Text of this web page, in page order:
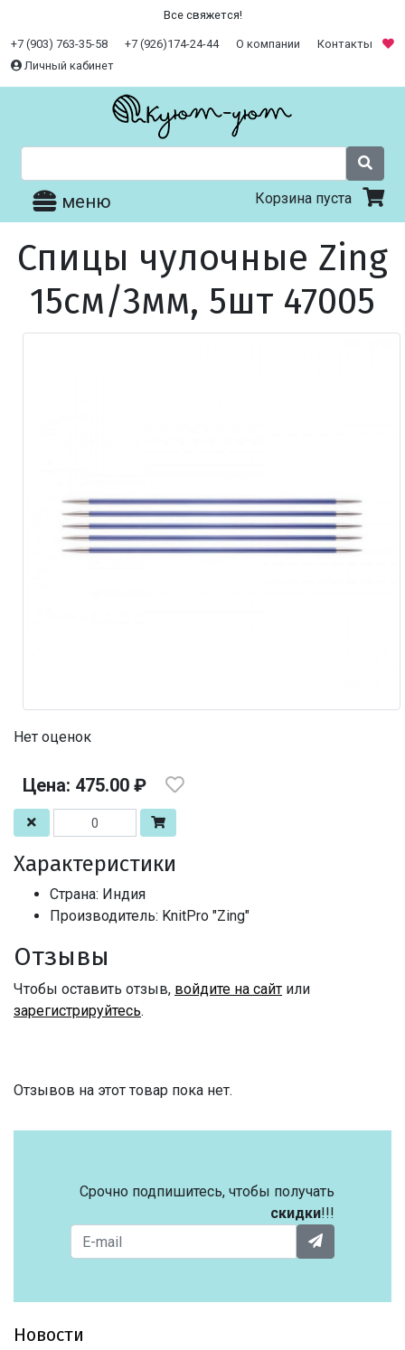
Все свяжется!
+7 (903) 763-35-58 +7 (926)174-24-44 О компании
Контакты
Личный кабинет
меню Корзина пуста
Спицы чулочные Zing
15см/3мм, 5шт 47005
Нет оценок
Цена: 475.00 ₽
Характеристики
Страна: Индия
Производитель: KnitPro "Zing"
Отзывы
Чтобы оставить отзыв, войдите на сайт или
зарегистрируйтесь.
Отзывов на этот товар пока нет.
Срочно подпишитесь, чтобы получать
скидки!!!
Новости